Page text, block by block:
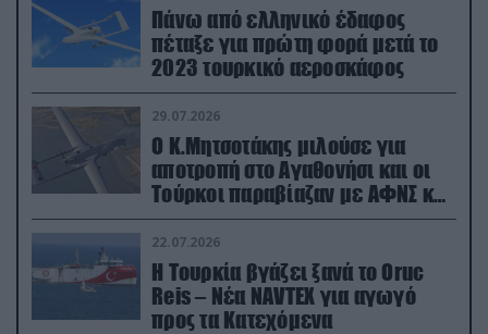
Πάνω από ελληνικό έδαφος
πέταξε για πρώτη φορά μετά το
2023 τουρκικό αεροσκάφος
29.07.2026
Ο Κ.Μητσοτάκης μιλούσε για
αποτροπή στο Αγαθονήσι και οι
Τούρκοι παραβίαζαν με ΑΦΝΣ και
drone
22.07.2026
Η Τουρκία βγάζει ξανά το Oruc
Reis – Νέα NAVTEX για αγωγό
προς τα Κατεχόμενα